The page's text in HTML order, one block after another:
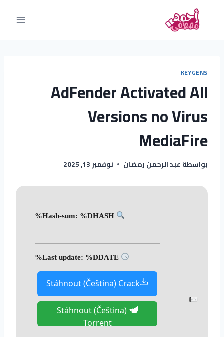
KEYGENS
AdFender Activated All
Versions no Virus
MediaFire
بواسطةعبد الرحمن رمضان نوفمبر 13, 2025
Stáhnout (Čeština) Crack
Stáhnout (Čeština)
Torrent